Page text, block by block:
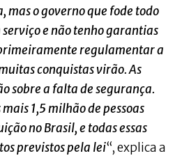
mas o governo que fode todo
serviço e não tenho garantias
regulamentar a
conquistas virão. As
sobre a falta de segurança.
1,5 milhão de pessoas
no Brasil, e todas essas
previstos pela lei“, explica a